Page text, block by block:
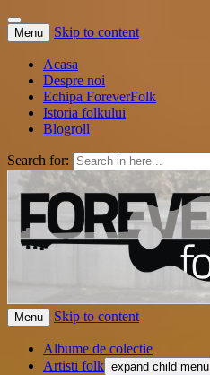
Menu Skip to content
Acasa
Despre noi
Echipa ForeverFolk
Istoria folkului
Blogroll
Search for:
ForeverFolk
Muzica sufletului tau
Menu Skip to content
Albume de colectie
Artisti folk expand child menu